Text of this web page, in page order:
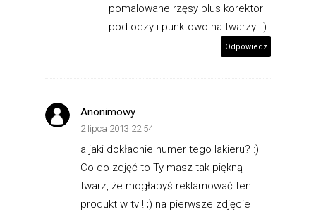
pomalowane rzęsy plus korektor
pod oczy i punktowo na twarzy. :)
Odpowiedz
Anonimowy
2 lipca 2013 22:54
a jaki dokładnie numer tego lakieru? :)
Co do zdjęć to Ty masz tak piękną
twarz, że mogłabyś reklamować ten
produkt w tv ! ;) na pierwsze zdjęcie